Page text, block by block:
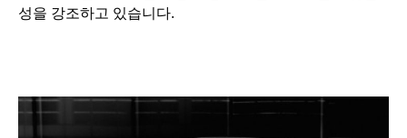
성을 강조하고 있습니다.